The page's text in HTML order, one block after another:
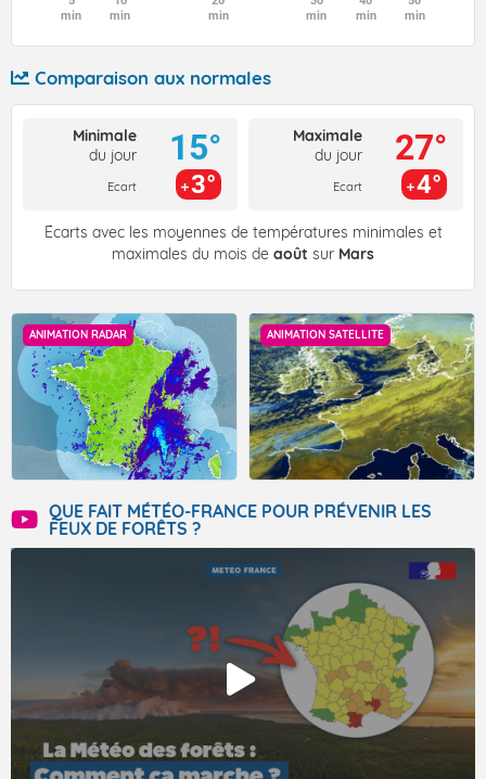
min
min
min
min
min
min
Comparaison aux normales
Minimale
du jour
Ecart
15°
3°
Maximale
du jour
Ecart
27°
4°
Écarts avec les moyennes de températures minimales et
maximales du mois de août sur Mars
ANIMATION RADAR ANIMATION SATELLITE
QUE FAIT MÉTÉO-FRANCE POUR PRÉVENIR LES
FEUX DE FORÊTS ?